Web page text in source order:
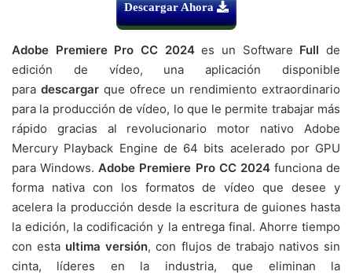
Descargar Ahora
Adobe Premiere Pro CC 2024es un Software Full de
edición de vídeo, una aplicación disponible
para descargar que ofrece un rendimiento extraordinario
para la producción de vídeo, lo que le permite trabajar más
rápido gracias al revolucionario motor nativo Adobe
Mercury Playback Engine de 64 bits acelerado por GPU
para Windows.Adobe Premiere Pro CC 2024funciona de
forma nativa con los formatos de vídeo que desee y
acelera la producción desde la escritura de guiones hasta
la edición, la codificación y la entrega final. Ahorre tiempo
con esta ultima versión, con flujos de trabajo nativos sin
cinta, líderes en la industria, que eliminan la